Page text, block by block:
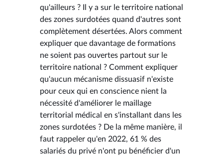
qu'ailleurs ? Il y a sur le territoire national
des zones surdotées quand d'autres sont
complètement désertées. Alors comment
expliquer que davantage de formations
ne soient pas ouvertes partout sur le
territoire national ? Comment expliquer
qu'aucun mécanisme dissuasif n'existe
pour ceux qui en conscience nient la
nécessité d'améliorer le maillage
territorial médical en s'installant dans les
zones surdotées ? De la même manière, il
faut rappeler qu'en 2022, 61 % des
salariés du privé n'ont pu bénéficier d'un